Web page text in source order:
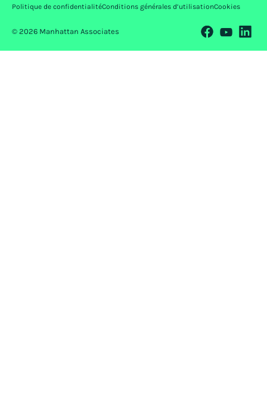
© 2026 Manhattan Associates
Politique de confidentialitéConditions générales d’utilisationCookies